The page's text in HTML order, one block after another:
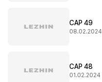
CAP 49
08.02.2024
CAP 48
01.02.2024